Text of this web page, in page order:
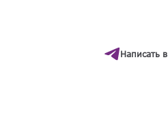
Написать